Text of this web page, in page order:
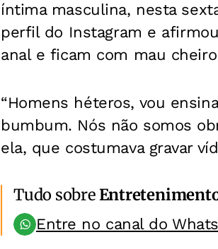
íntima masculina, nesta
perfil do Instagram e
anal e ficam com mau
“Homens héteros, vou
bumbum. Nós não somos
ela, que costumava gravar
Tudo sobre
Entre no canal do